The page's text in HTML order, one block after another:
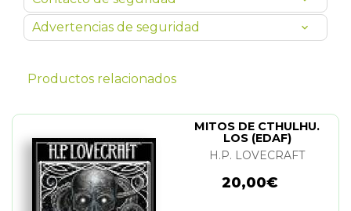
Advertencias de seguridad
Productos relacionados
MITOS DE CTHULHU.
LOS (EDAF)
H.P. LOVECRAFT
20,00€